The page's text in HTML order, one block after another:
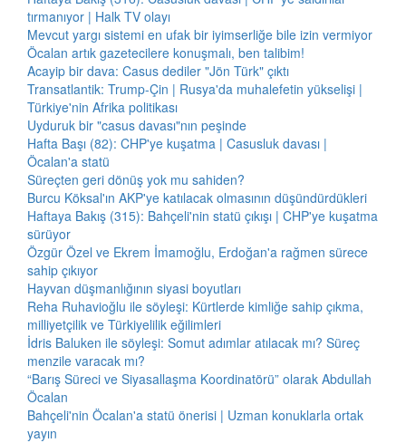
tırmanıyor | Halk TV olayı
Mevcut yargı sistemi en ufak bir iyimserliğe bile izin vermiyor
Öcalan artık gazetecilere konuşmalı, ben talibim!
Acayip bir dava: Casus dediler "Jön Türk" çıktı
Transatlantik: Trump-Çin | Rusya'da muhalefetin yükselişi |
Türkiye'nin Afrika politikası
Uyduruk bir "casus davası"nın peşinde
Hafta Başı (82): CHP'ye kuşatma | Casusluk davası |
Öcalan'a statü
Süreçten geri dönüş yok mu sahiden?
Burcu Köksal'ın AKP'ye katılacak olmasının düşündürdükleri
Haftaya Bakış (315): Bahçeli'nin statü çıkışı | CHP'ye kuşatma
sürüyor
Özgür Özel ve Ekrem İmamoğlu, Erdoğan'a rağmen sürece
sahip çıkıyor
Hayvan düşmanlığının siyasi boyutları
Reha Ruhavioğlu ile söyleşi: Kürtlerde kimliğe sahip çıkma,
milliyetçilik ve Türkiyelilik eğilimleri
İdris Baluken ile söyleşi: Somut adımlar atılacak mı? Süreç
menzile varacak mı?
“Barış Süreci ve Siyasallaşma Koordinatörü” olarak Abdullah
Öcalan
Bahçeli'nin Öcalan'a statü önerisi | Uzman konuklarla ortak
yayın